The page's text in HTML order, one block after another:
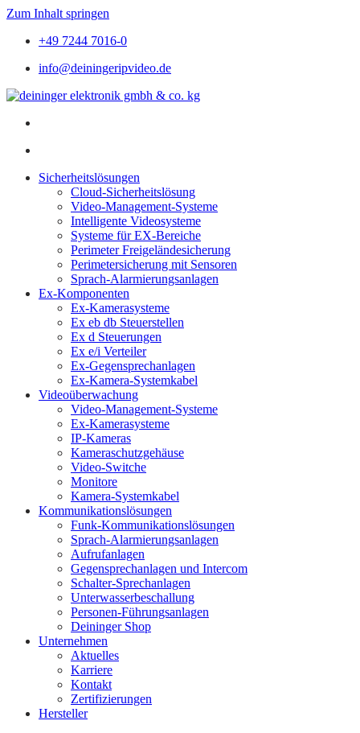
Zum Inhalt springen
+49 7244 7016-0
info@deiningeripvideo.de
Sicherheitslösungen
Cloud-Sicherheitslösung
Video-Management-Systeme
Intelligente Videosysteme
Systeme für EX-Bereiche
Perimeter Freigeländesicherung
Perimetersicherung mit Sensoren
Sprach-Alarmierungsanlagen
Ex-Komponenten
Ex-Kamerasysteme
Ex eb db Steuerstellen
Ex d Steuerungen
Ex e/i Verteiler
Ex-Gegensprechanlagen
Ex-Kamera-Systemkabel
Videoüberwachung
Video-Management-Systeme
Ex-Kamerasysteme
IP-Kameras
Kameraschutzgehäuse
Video-Switche
Monitore
Kamera-Systemkabel
Kommunikationslösungen
Funk-Kommunikationslösungen
Sprach-Alarmierungsanlagen
Aufrufanlagen
Gegensprechanlagen und Intercom
Schalter-Sprechanlagen
Unterwasserbeschallung
Personen-Führungsanlagen
Deininger Shop
Unternehmen
Aktuelles
Karriere
Kontakt
Zertifizierungen
Hersteller